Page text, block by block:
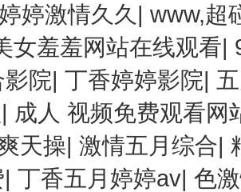
婷激情久久 |www,超
女羞羞网站在线观看|
影院|丁香婷婷影院|
| 成人 视频免费观看网
天操| 激情五月综合|
|丁香五月婷婷av|色